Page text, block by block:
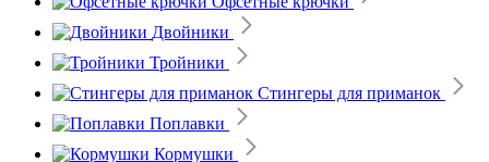
Двойники
Тройники
Стингеры для приманок
Поплавки
Кормушки